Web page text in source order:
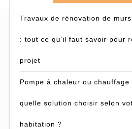
Travaux de rénovation de
: tout ce qu’il faut savoir pour
projet
Pompe à chaleur ou chauffage
quelle solution choisir selon
habitation ?